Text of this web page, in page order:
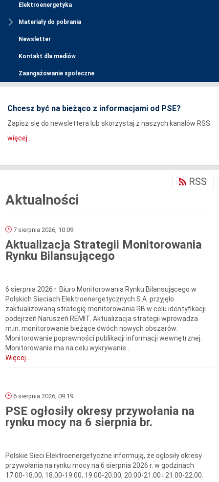
Elektroenergetyka
Materiały do pobrania
Newsletter
Kontakt dla mediów
Zaangażowanie społeczne
Chcesz być na bieżąco z informacjami od PSE?
Zapisz się do newslettera lub skorzystaj z naszych kanałów RSS.
więcej...
Aktualności
RSS
7 sierpnia 2026, 10:09
Aktualizacja Strategii Monitorowania
Rynku Bilansującego
6 sierpnia 2026 r. Biuro Monitorowania Rynku Bilansującego w
Polskich Sieciach Elektroenergetycznych S.A. przyjęło
zaktualizowaną strategię monitorowania RB w celu identyfikacji
podejrzeń Naruszeń REMIT. Aktualizacja strategii wprowadza
m.in. monitorowanie bieżące dwóch nowych obszarów:
Monitorowanie poprawności publikacji informacji wewnętrznej.
Monitorowanie ma na celu wykrywanie...
Więcej...
6 sierpnia 2026, 09:19
PSE ogłosiły okresy przywołania na
rynku mocy na 6 sierpnia br.
Polskie Sieci Elektroenergetyczne informują, że ogłosiły okresy
przywołania na rynku mocy na 6 sierpnia 2026 r. w godzinach
17:00-18:00, 18:00-19:00, 19:00-20:00, 20:00-21:00 i 21:00-22:00.